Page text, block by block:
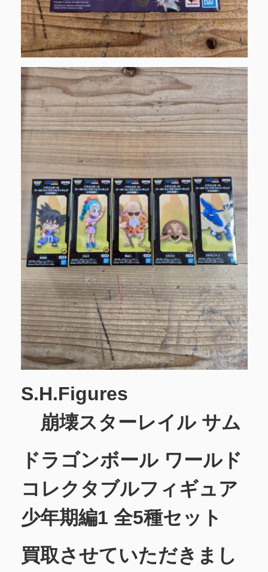
S.H.Figures
崩壊スターレイル サム
ドラゴンボール ワールド
コレクタブルフィギュア
少年期編1 全5種セット
買取させていただきまし